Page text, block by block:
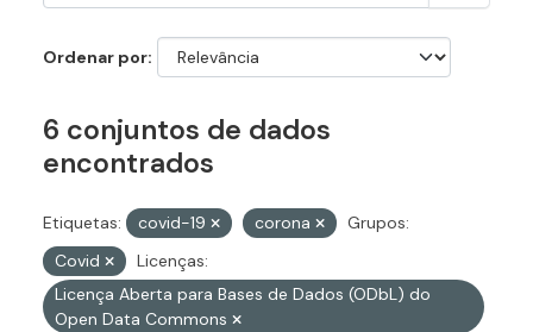
Ordenar por
6 conjuntos de dados
encontrados
Etiquetas: covid-19 corona
Grupos:
Covid
Licenças:
Licença Aberta para Bases de Dados (ODbL) do
Open Data Commons